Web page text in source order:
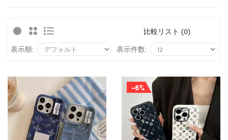
比較リスト (0)
表示順:
表示件数:
-6%